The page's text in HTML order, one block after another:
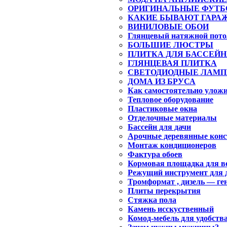
ОРИГИНАЛЬНЫЕ
КАКИЕ БЫВАЮТ
ВИНИЛОВЫЕ ОБОИ
Глянцевый натяжной
БОЛЬШИЕ ЛЮСТРЫ
ПЛИТКА ДЛЯ
ГЛЯНЦЕВАЯ ПЛИТКА
СВЕТОДИОДНЫЕ
ДОМА ИЗ БРУСА
Как самостоятельно
Тепловое оборудование
Пластиковые окна
Отделочные материалы
Бассейн для дачи
Арочные деревянные
Монтаж кондиционеров
Фактура обоев
Кормовая площадка для
Режущий инструмент для
Тромформат , дизель —
Плиты перекрытия
Стяжка пола
Камень исскуственный
Комод-мебель для